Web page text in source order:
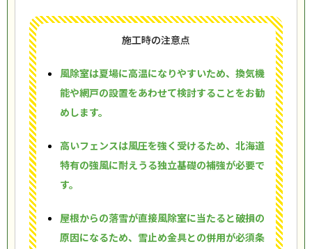
施工時の注意点
風除室は夏場に高温になりやすいため、換気機
能や網戸の設置をあわせて検討することをお勧
めします。
高いフェンスは風圧を強く受けるため、北海道
特有の強風に耐えうる独立基礎の補強が必要で
す。
屋根からの落雪が直接風除室に当たると破損の
原因になるため、雪止め金具との併用が必須条